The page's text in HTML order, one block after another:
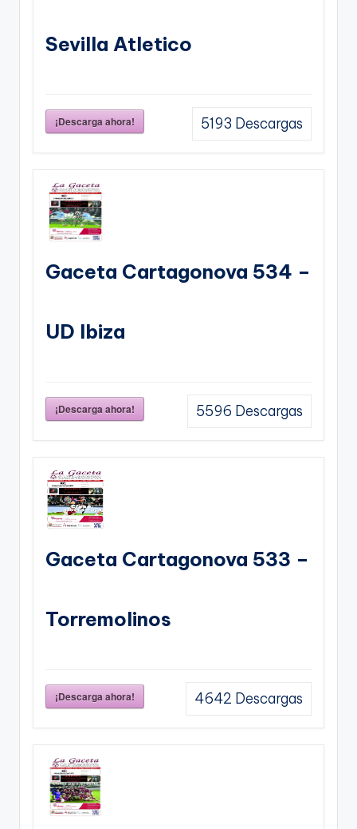
Sevilla Atletico
¡Descarga ahora! 5193 Descargas
Gaceta Cartagonova 534 –
UD Ibiza
¡Descarga ahora! 5596 Descargas
Gaceta Cartagonova 533 –
Torremolinos
¡Descarga ahora! 4642 Descargas